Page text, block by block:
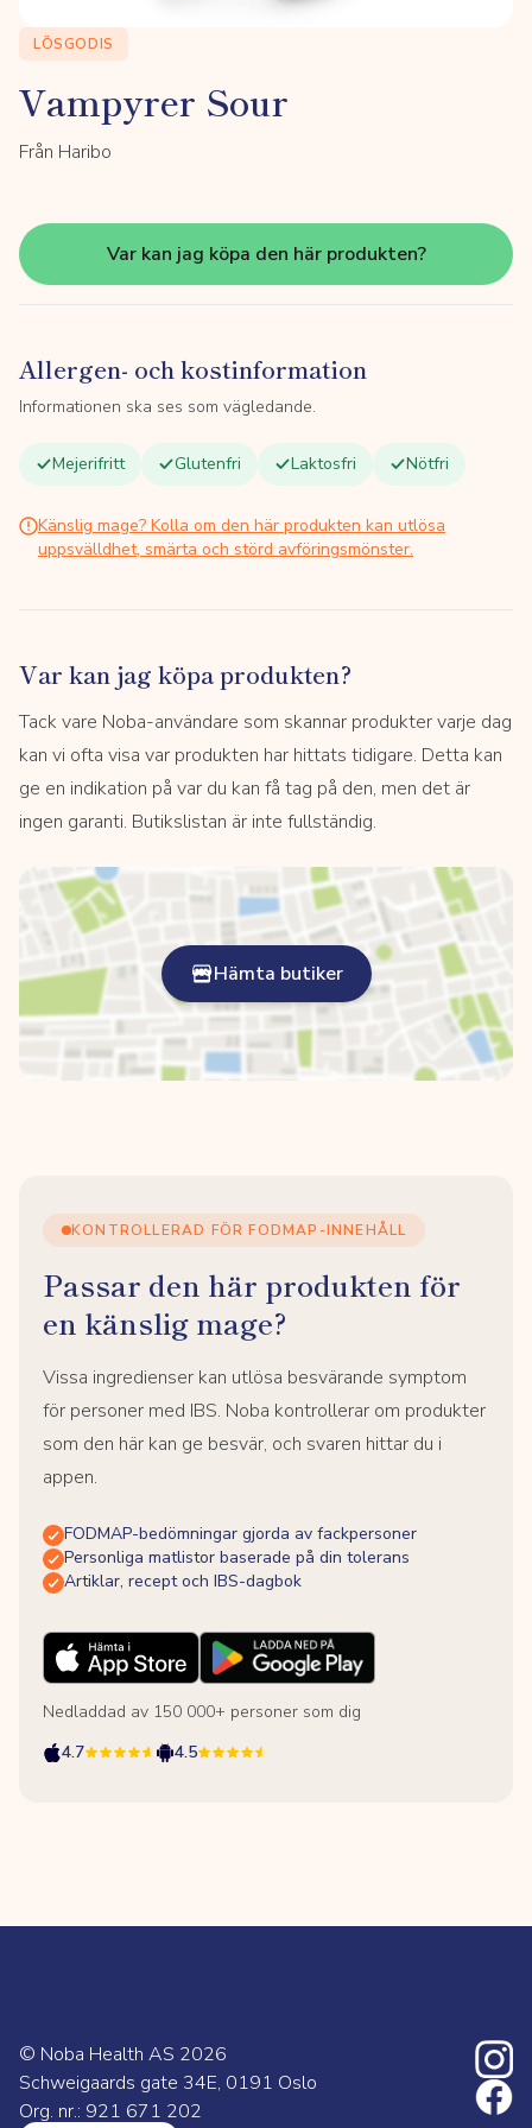
LÖSGODIS
Vampyrer Sour
Från Haribo
Var kan jag köpa den här produkten?
Allergen- och kostinformation
Informationen ska ses som vägledande.
Mejerifritt Glutenfri Laktosfri Nötfri
Känslig mage? Kolla om den här produkten kan utlösa
uppsvälldhet, smärta och störd avföringsmönster.
Var kan jag köpa produkten?
Tack vare Noba-användare som skannar produkter varje dag
kan vi ofta visa var produkten har hittats tidigare. Detta kan
ge en indikation på var du kan få tag på den, men det är
ingen garanti. Butikslistan är inte fullständig.
Hämta butiker
KONTROLLERAD FÖR FODMAP-INNEHÅLL
Passar den här produkten för
en känslig mage?
Vissa ingredienser kan utlösa besvärande symptom
för personer med IBS. Noba kontrollerar om produkter
som den här kan ge besvär, och svaren hittar du i
appen.
FODMAP-bedömningar gjorda av fackpersoner
Personliga matlistor baserade på din tolerans
Artiklar, recept och IBS-dagbok
Nedladdad av 150 000+ personer som dig
4.7
4.5
© Noba Health AS 2026
Schweigaards gate 34E, 0191 Oslo
Org. nr.: 921 671 202